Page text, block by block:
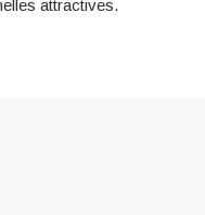
attractives.